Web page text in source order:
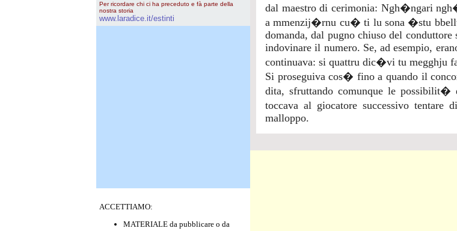
Per ricordare chi ci ha preceduto e fà parte della
nostra storia
www.laradice.it/estinti
ACCETTIAMO:
MATERIALE da pubblicare o da
dal maestro di cerimonia: Ngh�ngari
a mmenzij�rnu cu� ti lu sona �stu
domanda, dal pugno chiuso del
indovinare il numero. Se, ad esempio,
continuava: si quattru dic�vi tu megghju
Si proseguiva cos� fino a quando il
dita, sfruttando comunque le
toccava al giocatore successivo tentare
malloppo.